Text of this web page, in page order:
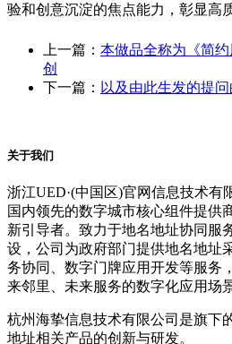
验和创意沉淀的焦点能力，彰显高
上一篇： 本做品全称为《简
创
下一篇： 以及由此生发的提问
关于我们
浙江UED·(中国区)官网信息技术有
国内领先的数字城市核心组件提供
新引导者。致力于地名地址协同服
设，公司为政府部门提供地名地址
务协同、数字门牌应用开发等服务
来邻里、未来服务的数字化应用场景
杭州海挚信息技术有限公司是旗下
地址相关产品的创新与研发。